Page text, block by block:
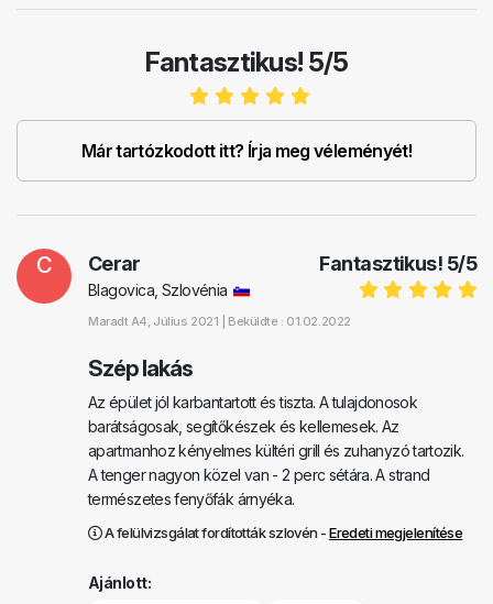
Fantasztikus! 5/5
Már tartózkodott itt? Írja meg véleményét!
C Fantasztikus! 5/5
Cerar
Blagovica, Szlovénia
Maradt A4, Július 2021 | Beküldte : 01.02.2022
Szép lakás
Az épület jól karbantartott és tiszta. A tulajdonosok
barátságosak, segítőkészek és kellemesek. Az
apartmanhoz kényelmes kültéri grill és zuhanyzó tartozik.
A tenger nagyon közel van - 2 perc sétára. A strand
természetes fenyőfák árnyéka.
A felülvizsgálat fordították szlovén -Eredeti megjelenítése
Ajánlott: